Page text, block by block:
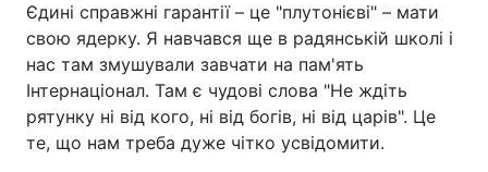
Єдині справжні гарантії – це "плутонієві" – мати
свою ядерку. Я навчався ще в радянській школі і
нас там змушували завчати на пам'ять
Інтернаціонал. Там є чудові слова "Не ждіть
рятунку ні від кого, ні від богів, ні від царів". Це
те, що нам треба дуже чітко усвідомити.